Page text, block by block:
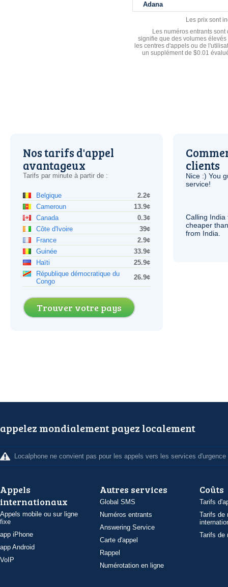
Adana
Les prix sont
Les numéros entrants
signifie que des volumes
les centres d'appels ou de
un supplément de $0.01
Nos tarifs d'appel
avantageux
Tarifs par minute à partir de :
Belgique
2.2¢
Cameroun
13.9¢
Canada
0.3¢
Côte d'Ivoire
39¢
France
2.9¢
Guinée
33.9¢
Haïti
25.9¢
République démocratique du
Congo
26.9¢
Trouver votre pays
clients
Nice :) You
service!
Calling
cheaper
from India.
appelez mondialement payez localement
Localphone ne convient pas pour les appels vers les services d'urgence
Appels
internationaux
Appels mobile ou sur ligne
fixe
app iPhone
app Android
VoIP
Autres services
Global SMS
Numéros entrants
Answering Service
Carte d'appel
Rappel
Numérotation en ligne
Coûts
Tarifs
Tarifs de
Tarifs de